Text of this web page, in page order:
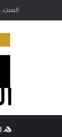
السبت,